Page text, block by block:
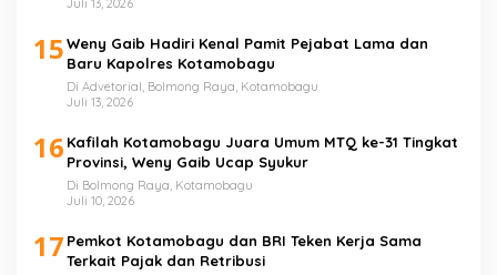
Juli 13, 2026
15Weny Gaib Hadiri Kenal Pamit Pejabat Lama dan
Baru Kapolres Kotamobagu
Di Advetorial, Bolmong Raya, Kotamobagu
Juli 13, 2026
16 Kafilah Kotamobagu Juara Umum MTQ ke-31 Tingkat
Provinsi, Weny Gaib Ucap Syukur
Di Bolmong Raya, Kotamobagu
Juli 10, 2026
17 Pemkot Kotamobagu dan BRI Teken Kerja Sama
Terkait Pajak dan Retribusi